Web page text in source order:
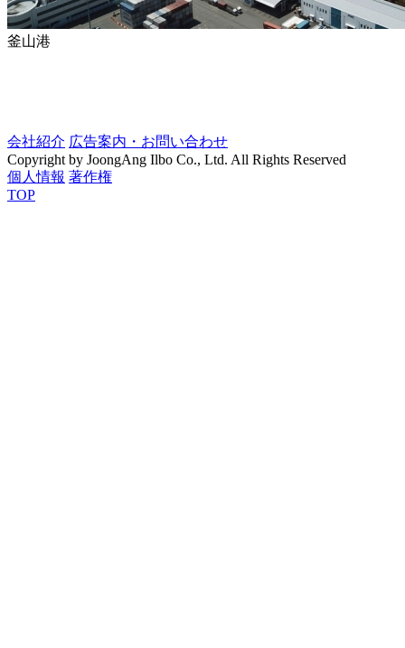
釜山港
会社紹介 広告案内・お問い合わせ
Copyright by JoongAng Ilbo Co., Ltd. All Rights Reserved
個人情報 著作権
TOP